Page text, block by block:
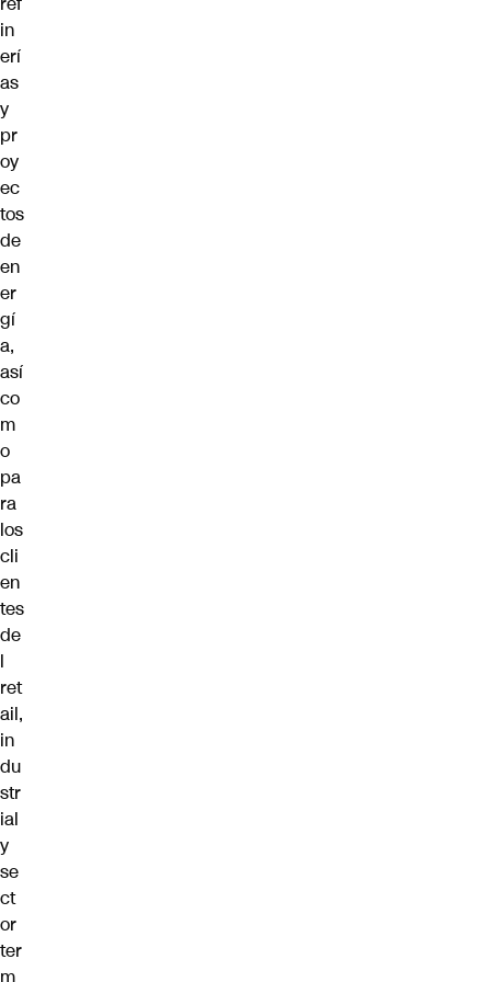
in
erí
as
y
pr
oy
ec
tos
de
en
er
gí
a,
así
co
m
o
pa
ra
los
cli
en
tes
de
l
ret
ail,
in
du
str
ial
y
se
ct
or
ter
m